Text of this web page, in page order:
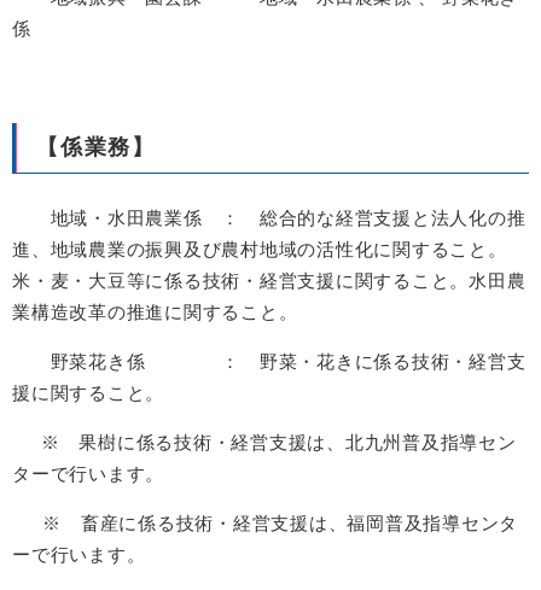
係
【係業務】
地域・水田農業係 ： 総合的な経営支援と法人化の推
進、地域農業の振興及び農村地域の活性化に関すること。
米・麦・大豆等に係る技術・経営支援に関すること。水田農
業構造改革の推進に関すること。
野菜花き係 ： 野菜・花きに係る技術・経営支
援に関すること。
※ 果樹に係る技術・経営支援は、北九州普及指導セン
ターで行います。
※ 畜産に係る技術・経営支援は、福岡普及指導センタ
ーで行います。